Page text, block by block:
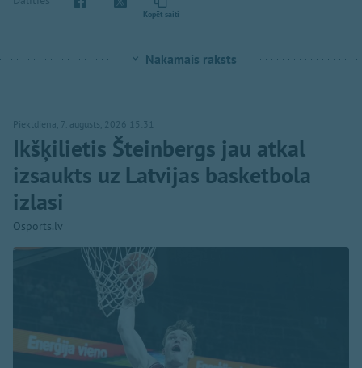
Kopēt saiti
Nākamais raksts
Piektdiena, 7. augusts, 2026 15:31
Ikšķilietis Šteinbergs jau atkal
izsaukts uz Latvijas basketbola
izlasi
Osports.lv